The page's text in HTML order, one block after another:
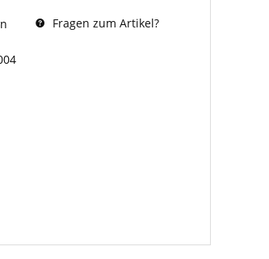
Fragen zum Artikel?